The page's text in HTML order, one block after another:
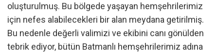
oluşturulmuş. Bu bölgede yaşayan hemşehrilerimiz
için nefes alabilecekleri bir alan meydana getirilmiş.
Bu nedenle değerli valimizi ve ekibini canı gönülden
tebrik ediyor, bütün Batmanlı hemşehrilerimiz adına